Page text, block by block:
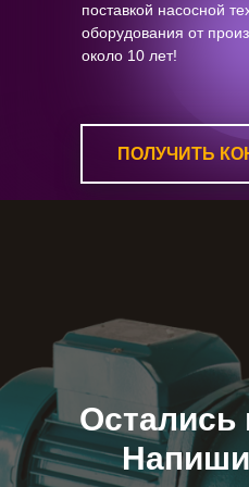
поставкой насосной
оборудования от
около 10 лет!
ПОЛУЧИТЬ
Остались